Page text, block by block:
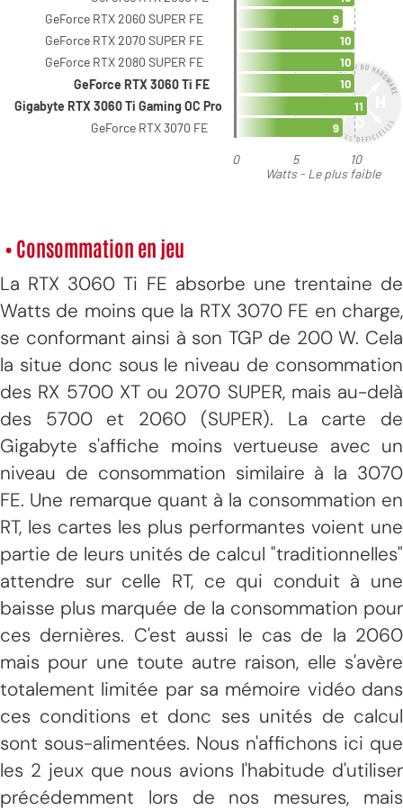
• Consommation en jeu
La RTX 3060 Ti FE absorbe une trentaine de
Watts de moins que la RTX 3070 FE en charge,
se conformant ainsi à son TGP de 200 W. Cela
la situe donc sous le niveau de consommation
des RX 5700 XT ou 2070 SUPER, mais au-delà
des 5700 et 2060 (SUPER). La carte de
Gigabyte s'affiche moins vertueuse avec un
niveau de consommation similaire à la 3070
FE. Une remarque quant à la consommation en
RT, les cartes les plus performantes voient une
partie de leurs unités de calcul "traditionnelles"
attendre sur celle RT, ce qui conduit à une
baisse plus marquée de la consommation pour
ces dernières. C'est aussi le cas de la 2060
mais pour une toute autre raison, elle s'avère
totalement limitée par sa mémoire vidéo dans
ces conditions et donc ses unités de calcul
sont sous-alimentées. Nous n'affichons ici que
les 2 jeux que nous avions l'habitude d'utiliser
précédemment lors de nos mesures, mais